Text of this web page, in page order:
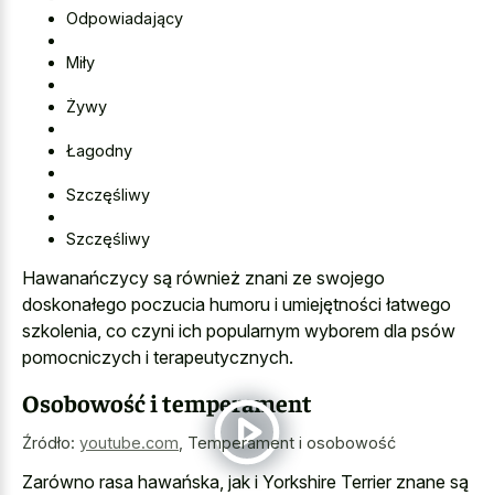
Odpowiadający
Miły
Żywy
Łagodny
Szczęśliwy
Szczęśliwy
Hawanańczycy są również znani ze swojego
doskonałego poczucia humoru i umiejętności łatwego
szkolenia, co czyni ich popularnym wyborem dla psów
pomocniczych i terapeutycznych.
Osobowość i temperament
Źródło: youtube.com Temperament i osobowość
Zarówno rasa hawańska, jak i Yorkshire Terrier znane są